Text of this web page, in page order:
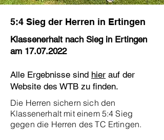
5:4 Sieg der Herren in Ertingen
Klassenerhalt nach Sieg in Ertingen
am 17.07.2022
Alle Ergebnisse sind hier auf der
Website des WTB zu finden.
Die Herren sichern sich den
Klassenerhalt mit einem 5:4 Sieg
gegen die Herren des TC Ertingen.